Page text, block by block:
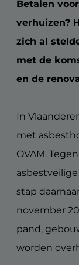
blog
faq
klantenlogin
Betalen
verhuizen?
zich al
met de
en de
In
met
OVAM.
stap
november
pand,
worden